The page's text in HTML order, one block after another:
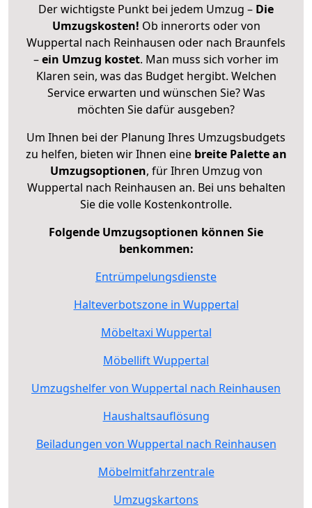
Der wichtigste Punkt bei jedem Umzug – Die
Umzugskosten! Ob innerorts oder von
Wuppertal nach Reinhausen oder nach Braunfels
–ein Umzug kostet. Man muss sich vorher im
Klaren sein, was das Budget hergibt. Welchen
Service erwarten und wünschen Sie? Was
möchten Sie dafür ausgeben?
Um Ihnen bei der Planung Ihres Umzugsbudgets
zu helfen, bieten wir Ihnen eine breite Palette an
Umzugsoptionen, für Ihren Umzug von
Wuppertal nach Reinhausen an. Bei uns behalten
Sie die volle Kostenkontrolle.
Folgende Umzugsoptionen können Sie
benkommen:
Entrümpelungsdienste
Halteverbotszone in Wuppertal
Möbeltaxi Wuppertal
Möbellift Wuppertal
Umzugshelfer von Wuppertal nach Reinhausen
Haushaltsauflösung
Beiladungen von Wuppertal nach Reinhausen
Möbelmitfahrzentrale
Umzugskartons